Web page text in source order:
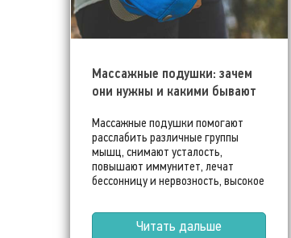
Массажные подушки: зачем
они нужны и какими бывают
Массажные подушки помогают
расслабить различные группы
мышц, снимают усталость,
повышают иммунитет, лечат
бессонницу и нервозность, высокое
даже (девушки, внимание!)
улучшают метаболизм.
Читать дальше